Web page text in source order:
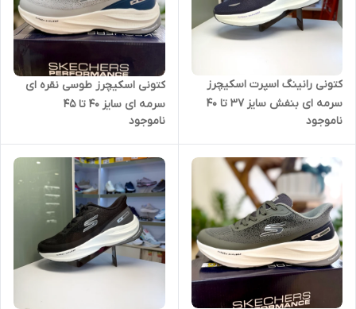
کتونی رانینگ اسپرت اسکیچرز
سرمه ای بنفش سایز ۳۷ تا ۴۰
Skechers
ناموجود
کتونی اسکیچرز طوسی نقره ای
سرمه ای سایز 40 تا 45
SKECHERS
ناموجود